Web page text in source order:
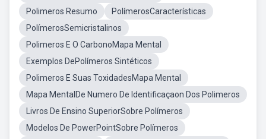
Polimeros Resumo
PolímerosCaracterísticas
PolímerosSemicristalinos
Polimeros E O CarbonoMapa Mental
Exemplos DePolímeros Sintéticos
Polimeros E Suas ToxidadesMapa Mental
Mapa MentalDe Numero De Identificaçaon Dos Polimeros
Livros De Ensino SuperiorSobre Polímeros
Modelos De PowerPointSobre Polímeros